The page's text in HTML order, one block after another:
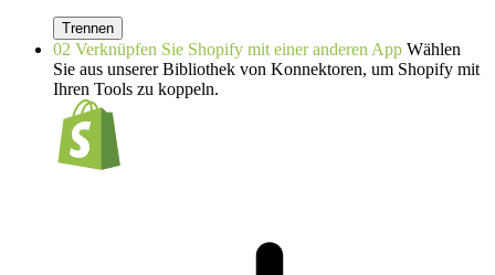
Trennen
02 Verknüpfen Sie Shopify mit einer anderen App Wählen
Sie aus unserer Bibliothek von Konnektoren, um Shopify mit
Ihren Tools zu koppeln.